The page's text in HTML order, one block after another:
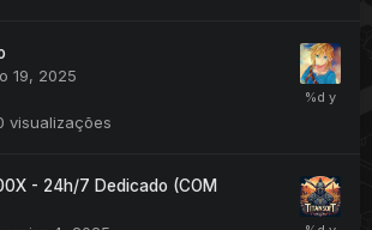
19, 2025
visualizações
- 24h/7 Dedicado (COM